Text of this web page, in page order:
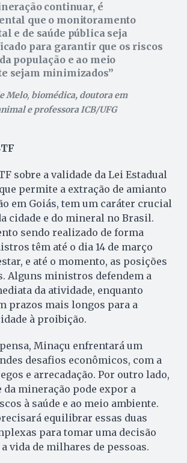
continuar, é
que o monitoramento
e de saúde pública seja
para garantir que os riscos
população e ao meio
sejam minimizados
Melo, biomédica, doutora em
e professora ICB/UFG
sobre a validade da Lei Estadual
que permite a extração de amianto
em Goiás, tem um caráter crucial
cidade e do mineral no Brasil.
sendo realizado de forma
têm até o dia 14 de março
e até o momento, as posições
Alguns ministros defendem a
da atividade, enquanto
prazos mais longos para a
à proibição.
Minaçu enfrentará um
desafios econômicos, com a
e arrecadação. Por outro lado,
da mineração pode expor a
à saúde e ao meio ambiente.
equilibrar essas duas
para tomar uma decisão
vida de milhares de pessoas.